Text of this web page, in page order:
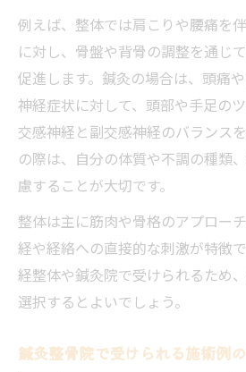
例えば、整体では肩こりや腰痛を
に対し、骨盤や背骨の調整を通じ
促進します。鍼灸の場合は、頭痛
神経症状に対して、頭部や手足の
交感神経と副交感神経のバランス
の際は、自分の体質や不調の種類
慮することが大切です。
整体は主に筋肉や骨格のアプロー
経や経絡への直接的な刺激が特徴
経整体や鍼灸院で受けられるため
選択するとよいでしょう。
鍼灸整骨院で受けられる施術例